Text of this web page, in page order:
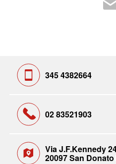
345 4382664
02 83521903
Via J.F.Kennedy
20097 San Donato